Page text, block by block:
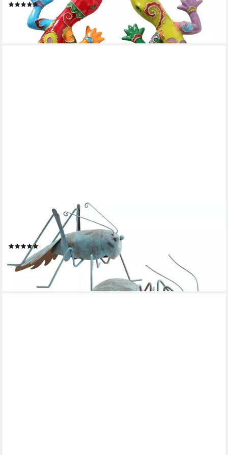
(2)
22,99 €
(11,50 €/ 1 Stk)
lieferbar - in 2-3 Werktagen bei dir
BOLTZE GRUPPE GMBH
Gartenfigur Set Garten Figur 3 Ameisen Metall 26cm
Gartenfiguren Deko Eisen, (3 Figuren im Set)
(2)
24,95 € UVP 39,95 €
-38%
lieferbar - in 5-6 Werktagen bei dir